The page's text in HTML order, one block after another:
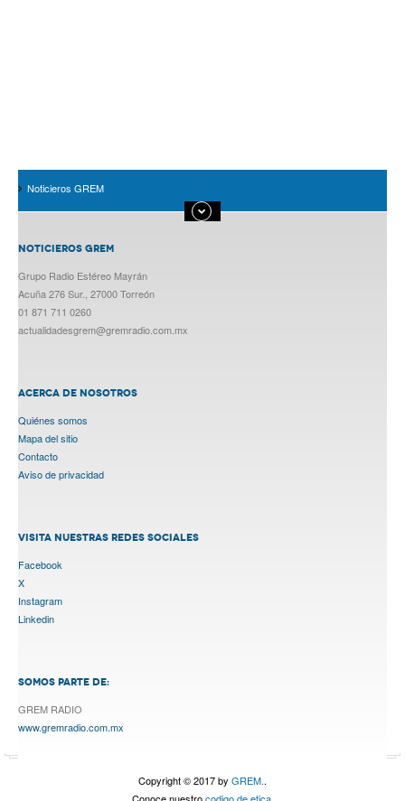
Noticieros GREM
NOTICIEROS GREM
Grupo Radio Estéreo Mayrán
Acuña 276 Sur., 27000 Torreón
01 871 711 0260
actualidadesgrem@gremradio.com.mx
ACERCA DE NOSOTROS
Quiénes somos
Mapa del sitio
Contacto
Aviso de privacidad
VISITA NUESTRAS REDES SOCIALES
Facebook
X
Instagram
Linkedin
SOMOS PARTE DE:
GREM RADIO
www.gremradio.com.mx
Copyright © 2017 by GREM..